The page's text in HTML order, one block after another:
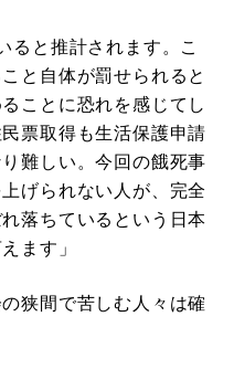
ると推計されます。こ
と自体が罰せられると
ことに恐れを感じてし
票取得も生活保護申請
難しい。今回の餓死事
げられない人が、完全
落ちているという日本
ます」
狭間で苦しむ人々は確